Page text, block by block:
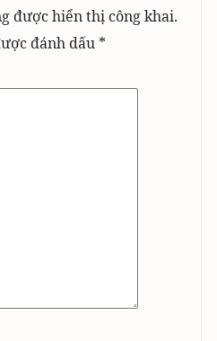
được hiển thị công khai.
đánh dấu *